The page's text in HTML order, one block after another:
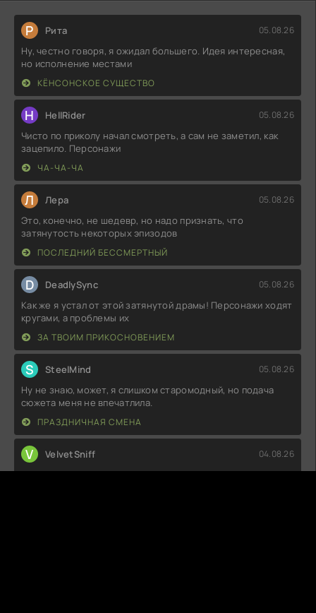
Р Рита 05.08.26
Ну, честно говоря, я ожидал большего. Идея интересная,
но исполнение местами
КЁНСОНСКОЕ СУЩЕСТВО
H HellRider 05.08.26
Чисто по приколу начал смотреть, а сам не заметил, как
зацепило. Персонажи
ЧА-ЧА-ЧА
Л Лера 05.08.26
Это, конечно, не шедевр, но надо признать, что
затянутость некоторых эпизодов
ПОСЛЕДНИЙ БЕССМЕРТНЫЙ
D DeadlySync 05.08.26
Как же я устал от этой затянутой драмы! Персонажи ходят
кругами, а проблемы их
ЗА ТВОИМ ПРИКОСНОВЕНИЕМ
S SteelMind 05.08.26
Ну не знаю, может, я слишком старомодный, но подача
сюжета меня не впечатлила.
ПРАЗДНИЧНАЯ СМЕНА
V VelvetSniff 04.08.26
Как же скучно было этот час смотреть, даже не знаю,